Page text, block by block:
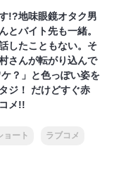
!?地味眼鏡オタク男
とバイト先も一緒。
したこともない。そ
さんが転がり込んで
？」と色っぽい姿を
ジ！ だけどすぐ赤
メ!!
ョート ラブコメ